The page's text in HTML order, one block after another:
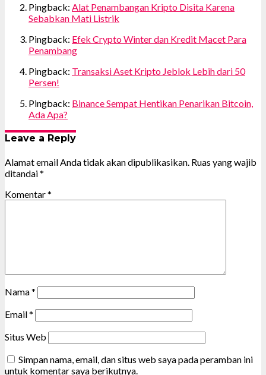
Pingback: Alat Penambangan Kripto Disita Karena
Sebabkan Mati Listrik
Pingback: Efek Crypto Winter dan Kredit Macet Para
Penambang
Pingback: Transaksi Aset Kripto Jeblok Lebih dari 50
Persen!
Pingback: Binance Sempat Hentikan Penarikan Bitcoin,
Ada Apa?
Leave a Reply
Alamat email Anda tidak akan dipublikasikan. Ruas yang wajib
ditandai*
Komentar*
Nama*
Email*
Situs Web
Simpan nama, email, dan situs web saya pada peramban ini
untuk komentar saya berikutnya.